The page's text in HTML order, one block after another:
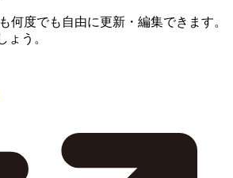
何度でも自由に更新・編集できます。
ょう。